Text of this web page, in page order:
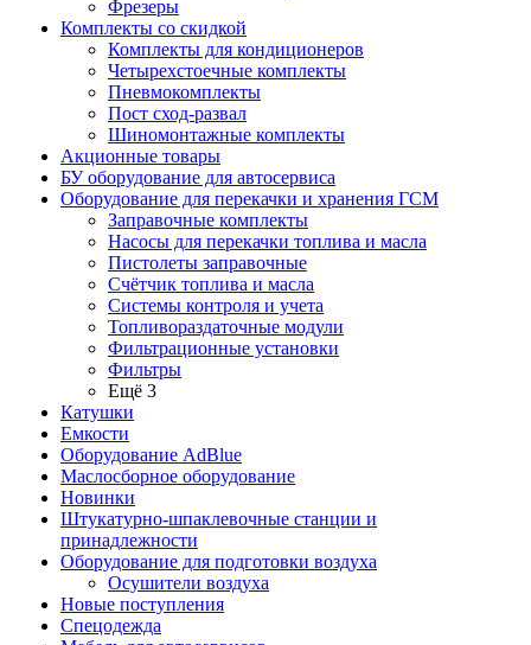
Фрезеры
Комплекты со скидкой
Комплекты для кондиционеров
Четырехстоечные комплекты
Пневмокомплекты
Пост сход-развал
Шиномонтажные комплекты
Акционные товары
БУ оборудование для автосервиса
Оборудование для перекачки и хранения ГСМ
Заправочные комплекты
Насосы для перекачки топлива и масла
Пистолеты заправочные
Счётчик топлива и масла
Системы контроля и учета
Топливораздаточные модули
Фильтрационные установки
Фильтры
Ещё 3
Катушки
Емкости
Оборудование AdBlue
Маслосборное оборудование
Новинки
Штукатурно-шпаклевочные станции и
принадлежности
Оборудование для подготовки воздуха
Осушители воздуха
Новые поступления
Спецодежда